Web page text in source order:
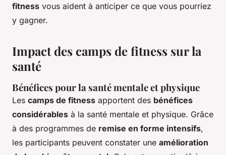
fitness vous aident à anticiper ce que vous pourriez
y gagner.
Impact des camps de fitness sur la
santé
Bénéfices pour la santé mentale et physique
Les camps de fitness apportent des bénéfices
considérables à la santé mentale et physique. Grâce
à des programmes de remise en forme intensifs,
les participants peuvent constater une amélioration